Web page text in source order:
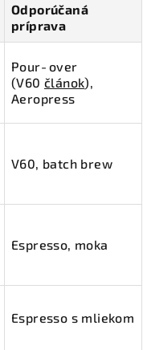
Odporúčaná
príprava
Pour‑over
(V60 článok),
Aeropress
V60, batch brew
Espresso, moka
Espresso s mliekom